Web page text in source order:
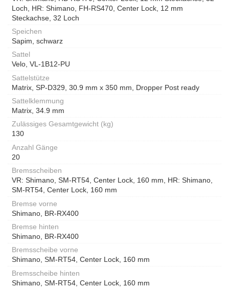
Loch, HR: Shimano, FH-RS470, Center Lock, 12 mm
Steckachse, 32 Loch
Speichen
Sapim, schwarz
Sattel
Velo, VL-1B12-PU
Sattelstütze
Matrix, SP-D329, 30.9 mm x 350 mm, Dropper Post ready
Sattelklemmung
Matrix, 34.9 mm
Zulässiges Gesamtgewicht (kg)
130
Anzahl Gänge
20
Bremsscheiben
VR: Shimano, SM-RT54, Center Lock, 160 mm, HR: Shimano,
SM-RT54, Center Lock, 160 mm
Bremse vorne
Shimano, BR-RX400
Bremse hinten
Shimano, BR-RX400
Bremsscheibe vorne
Shimano, SM-RT54, Center Lock, 160 mm
Bremsscheibe hinten
Shimano, SM-RT54, Center Lock, 160 mm